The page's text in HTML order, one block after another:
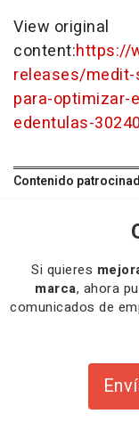
View original
content:https://
releases/
para-optimizar-
edentulas-
Contenido
Si quieres
marca, ahora
comunicados de